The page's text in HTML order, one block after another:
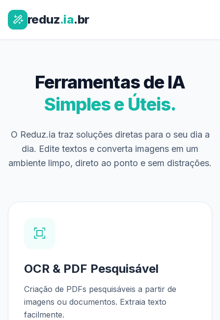
reduz.ia.br
Ferramentas de IA
Simples e Úteis.
O Reduz.ia traz soluções diretas para o seu dia a
dia. Edite textos e converta imagens em um
ambiente limpo, direto ao ponto e sem distrações.
OCR & PDF Pesquisável
Criação de PDFs pesquisáveis a partir de
imagens ou documentos. Extraia texto
facilmente.